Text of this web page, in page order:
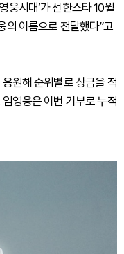
웅시대’가 선한스타 10월
의 이름으로 전달했다”고
원해 순위별로 상금을 적
영웅은 이번 기부로 누적